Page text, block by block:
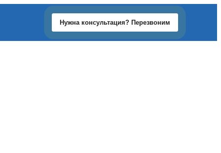
Нужна консультация? Перезвоним